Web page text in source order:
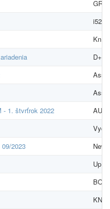
D+K
- 1. štvrťrok 2022
2023
Up